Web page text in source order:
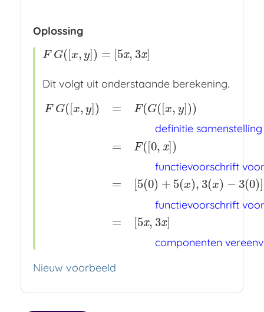
Oplossing
F G([x, y]) =
FG([x y])= [5x, 3x]
[5x,3x]
Dit volgt uit onderstaande berekening.
F G([x, y]) =
=
=
=
F(G([x, y]))
definitie samenstelling
F([0, x])
functievoorschrift
[5(0) + 5(x), 3(x) − 3(0)]
functievoorschrift
[5x, 3x]
componenten
) x x definitie
Nieuw voorbeeld